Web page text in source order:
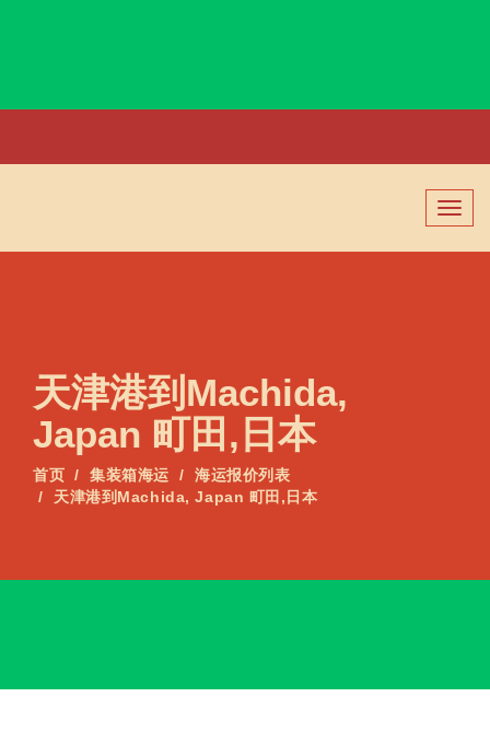
切
换
导
天津港到Machida,
Japan 町田,日本
首页 集装箱海运
海运报价列表
天津港到Machida, Japan 町田,日本